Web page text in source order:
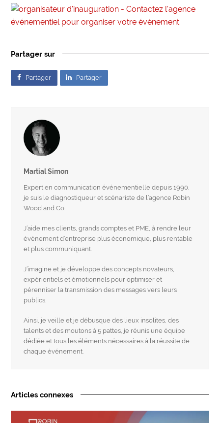
Partager sur
Partager Partager
Martial Simon
Expert en communication événementielle depuis 1990,
je suis le diagnostiqueur et scénariste de l’agence Robin
Wood and Co.
J’aide mes clients, grands comptes et PME, à rendre leur
événement d’entreprise plus économique, plus rentable
et plus communiquant.
J’imagine et je développe des concepts novateurs,
expérientiels et émotionnels pour optimiser et
pérenniser la transmission des messages vers leurs
publics.
Ainsi, je veille et je débusque des lieux insolites, des
talents et des moutons à 5 pattes, je réunis une équipe
dédiée et tous les éléments nécessaires à la réussite de
chaque événement.
Articles connexes